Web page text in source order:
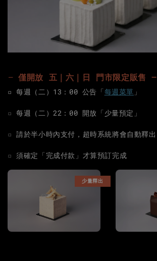
—僅開放 五｜六｜日 門市限定販售 —
▫️ 每週（二）13：00 公告「每週菜單 」
▫️每週（二）22：00 開放「少量預定」
▫️請於半小時內支付，超時系統將會自動釋出
▫️ 須確定「完成付款」才算預訂完成
少量釋出